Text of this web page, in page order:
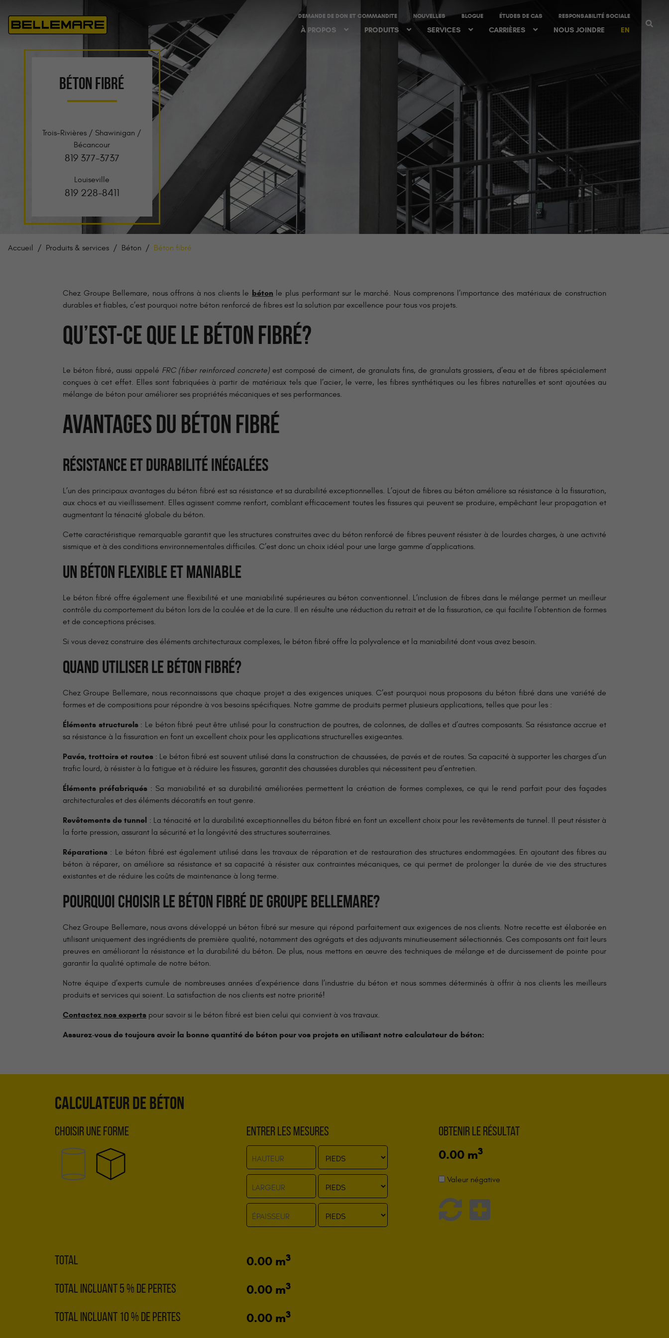
À PROPOS PRODUITS SERVICES CARRIÈRES NOUS JOINDRE EN
DEMANDE DE DON ET COMMANDITE NOUVELLES BLOGUE ÉTUDES DE CAS RESPONSABILITÉ SOCIALE
BÉTON FIBRÉ
Trois-Rivières / Shawinigan /
Bécancour
819 377-3737
Louiseville
819 228-8411
Accueil Produits & services Béton Béton fibré
Chez Groupe Bellemare, nous offrons à nos clients le béton le plus performant sur le marché. Nous comprenons l’importance des matériaux de construction
durables et fiables, c’est pourquoi notre béton renforcé de fibres est la solution par excellence pour tous vos projets.
QU’EST-CE QUE LE BÉTON FIBRÉ?
Le béton fibré, aussi appelé FRC (fiber reinforced concrete) est composé de ciment, de granulats fins, de granulats grossiers, d’eau et de fibres spécialement
conçues à cet effet. Elles sont fabriquées à partir de matériaux tels que l’acier, le verre, les fibres synthétiques ou les fibres naturelles et sont ajoutées au
mélange de béton pour améliorer ses propriétés mécaniques et ses performances.
AVANTAGES DU BÉTON FIBRÉ
RÉSISTANCE ET DURABILITÉ INÉGALÉES
L’un des principaux avantages du béton fibré est sa résistance et sa durabilité exceptionnelles. L’ajout de fibres au béton améliore sa résistance à la fissuration,
aux chocs et au vieillissement. Elles agissent comme renfort, comblant efficacement toutes les fissures qui peuvent se produire, empêchant leur propagation et
augmentant la ténacité globale du béton.
Cette caractéristique remarquable garantit que les structures construites avec du béton renforcé de fibres peuvent résister à de lourdes charges, à une activité
sismique et à des conditions environnementales difficiles. C’est donc un choix idéal pour une large gamme d’applications.
UN BÉTON FLEXIBLE ET MANIABLE
Le béton fibré offre également une flexibilité et une maniabilité supérieures au béton conventionnel. L’inclusion de fibres dans le mélange permet un meilleur
contrôle du comportement du béton lors de la coulée et de la cure. Il en résulte une réduction du retrait et de la fissuration, ce qui facilite l’obtention de formes
et de conceptions précises.
Si vous devez construire des éléments architecturaux complexes, le béton fibré offre la polyvalence et la maniabilité dont vous avez besoin.
QUAND UTILISER LE BÉTON FIBRÉ?
Chez Groupe Bellemare, nous reconnaissons que chaque projet a des exigences uniques. C’est pourquoi nous proposons du béton fibré dans une variété de
formes et de compositions pour répondre à vos besoins spécifiques. Notre gamme de produits permet plusieurs applications, telles que pour les :
Éléments structurels: Le béton fibré peut être utilisé pour la construction de poutres, de colonnes, de dalles et d’autres composants. Sa résistance accrue et
sa résistance à la fissuration en font un excellent choix pour les applications structurelles exigeantes.
Pavés, trottoirs et routes : Le béton fibré est souvent utilisé dans la construction de chaussées, de pavés et de routes. Sa capacité à supporter les charges d’un
trafic lourd, à résister à la fatigue et à réduire les fissures, garantit des chaussées durables qui nécessitent peu d’entretien.
Éléments préfabriqués : Sa maniabilité et sa durabilité améliorées permettent la création de formes complexes, ce qui le rend parfait pour des façades
architecturales et des éléments décoratifs en tout genre.
Revêtements de tunnel : La ténacité et la durabilité exceptionnelles du béton fibré en font un excellent choix pour les revêtements de tunnel. Il peut résister à
la forte pression, assurant la sécurité et la longévité des structures souterraines.
Réparations : Le béton fibré est également utilisé dans les travaux de réparation et de restauration des structures endommagées. En ajoutant des fibres au
béton à réparer, on améliore sa résistance et sa capacité à résister aux contraintes mécaniques, ce qui permet de prolonger la durée de vie des structures
existantes et de réduire les coûts de maintenance à long terme.
POURQUOI CHOISIR LE BÉTON FIBRÉ DE GROUPE BELLEMARE?
Chez Groupe Bellemare, nous avons développé un béton fibré sur mesure qui répond parfaitement aux exigences de nos clients. Notre recette est élaborée en
utilisant uniquement des ingrédients de première qualité, notamment des agrégats et des adjuvants minutieusement sélectionnés. Ces composants ont fait leurs
preuves en améliorant la résistance et la durabilité du béton. De plus, nous mettons en œuvre des techniques de mélange et de durcissement de pointe pour
garantir la qualité optimale de notre béton.
Notre équipe d’experts cumule de nombreuses années d’expérience dans l’industrie du béton et nous sommes déterminés à offrir à nos clients les meilleurs
produits et services qui soient. La satisfaction de nos clients est notre priorité!
Contactez nos experts pour savoir si le béton fibré est bien celui qui convient à vos travaux.
Assurez-vous de toujours avoir la bonne quantité de béton pour vos projets en utilisant notre calculateur de béton:
CALCULATEUR DE BÉTON
Choisir une forme Entrer les mesures Obtenir le résultat
0.00m3
Valeur négative
Total 0.00 m3
Total incluant 5 % de pertes 0.00 m3
Total incluant 10 % de pertes 0.00 m3